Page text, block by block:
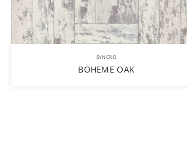
SYNCRO
BOHEME OAK